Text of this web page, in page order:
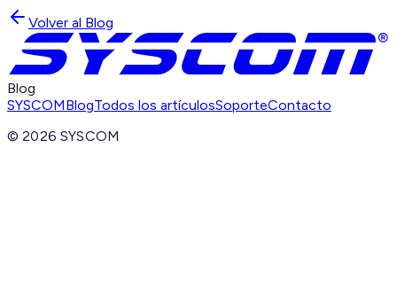
Volver al Blog
Blog
SYSCOMBlogTodos los artículosSoporteContacto
©2026 SYSCOM